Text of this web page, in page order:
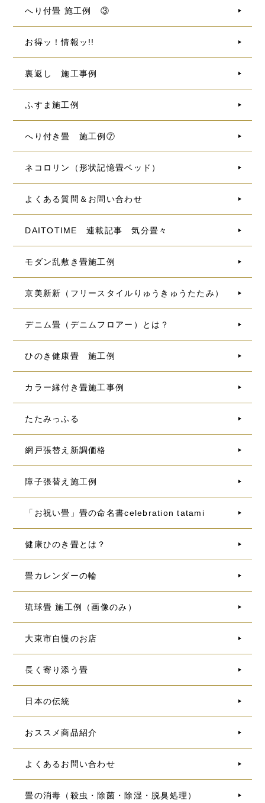
へり付畳 施工例 ③
お得ッ！情報ッ!!
裏返し 施工事例
ふすま施工例
へり付き畳 施工例⑦
ネコロリン（形状記憶畳ベッド）
よくある質問＆お問い合わせ
DAITOTIME 連載記事 気分畳々
モダン乱敷き畳施工例
京美新新（フリースタイルりゅうきゅうたたみ）
デニム畳（デニムフロアー）とは？
ひのき健康畳 施工例
カラー縁付き畳施工事例
たたみっふる
網戸張替え新調価格
障子張替え施工例
「お祝い畳」畳の命名書celebration tatami
健康ひのき畳とは？
畳カレンダーの輪
琉球畳 施工例（画像のみ）
大東市自慢のお店
長く寄り添う畳
日本の伝統
おススメ商品紹介
よくあるお問い合わせ
畳の消毒（殺虫・除菌・除湿・脱臭処理）